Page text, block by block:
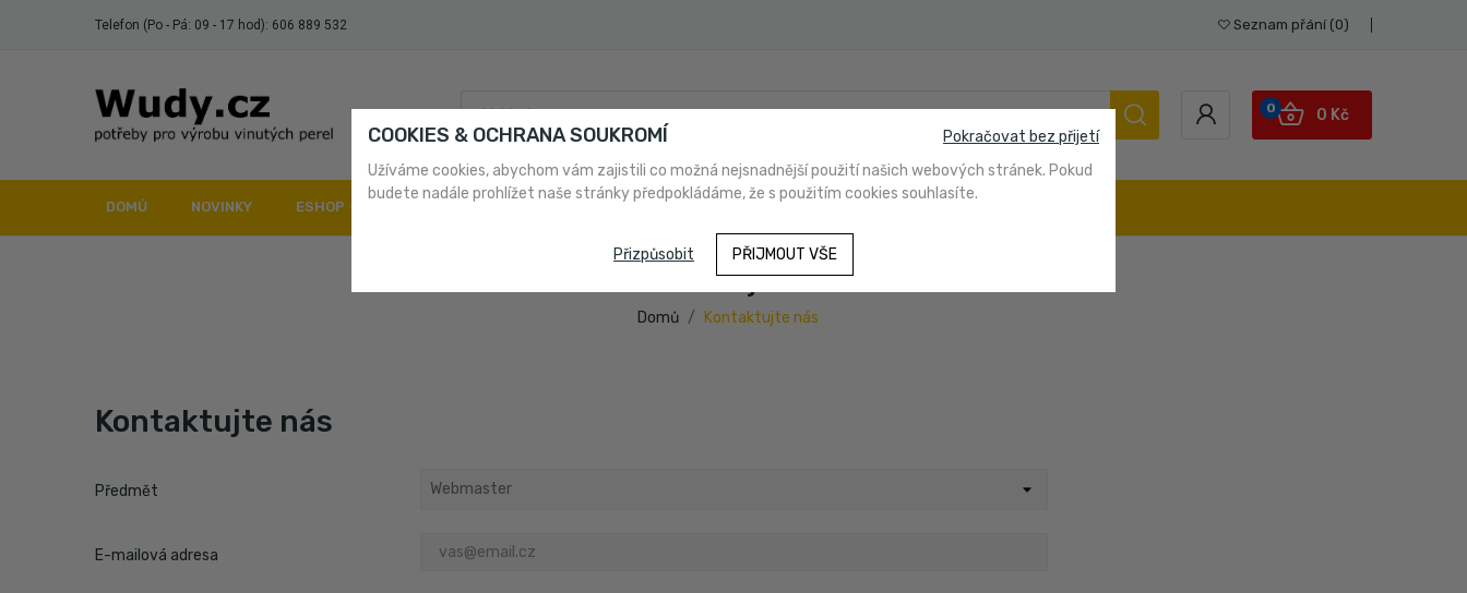
Telefon (Po - Pá: 09 - 17 hod): 606 889 532 Seznam přání 0
0 Kč
0
DOMŮ NOVINKY ESHOP DOPRAVA A PLATBA O NÁS NAKUPUJETE POPRVÉ?
Kontaktujte nás
Domů Kontaktujte nás
Kontaktujte nás
Předmět
E-mailová adresa
COOKIES & OCHRANA SOUKROMÍ
Pokračovat bez přijetí
Užíváme cookies, abychom vám zajistili co možná nejsnadnější použití našich webových stránek. Pokud
budete nadále prohlížet naše stránky předpokládáme, že s použitím cookies souhlasíte.
Přizpůsobit PŘIJMOUT VŠE